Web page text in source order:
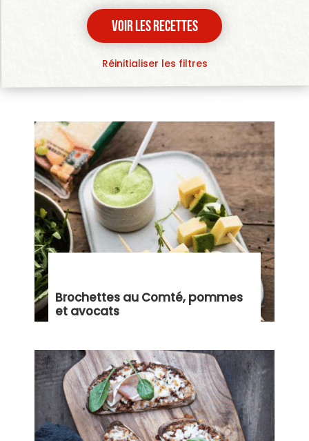
Réinitialiser les filtres
Brochettes au Comté, pommes
et avocats